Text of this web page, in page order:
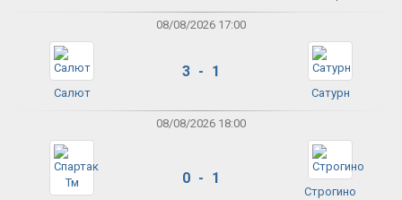
08/08/2026 17:00
Салют
3 - 1
Сатурн
08/08/2026 18:00
0 - 1
Строгино